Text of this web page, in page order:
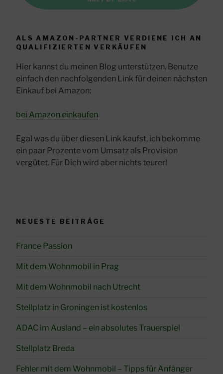
ALS AMAZON-PARTNER VERDIENE ICH AN
QUALIFIZIERTEN VERKÄUFEN
Hier kannst du meinen Blog unterstützen. Benutze
einfach den nachfolgenden Link für deinen nächsten
Einkauf bei Amazon:
bei Amazon einkaufen
Egal was du über diesen Link kaufst, ich bekomme
ein paar Prozente vom Umsatz als Provision
vergütet. Für Dich wird aber nichts teurer!
NEUESTE BEITRÄGE
France Passion
Mit dem Wohnmobil in Prag
Mit dem Wohnmobil nach Utrecht
Stellplatz in Groningen ist kostenlos
ADAC im Ausland – ein absolutes Trauerspiel
Stellplatz Breda
Fehler mit dem Wohnmobil – Tipps für Anfänger